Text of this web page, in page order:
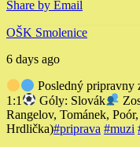
Share by Email
OŠK Smolenice
6 days ago
Posledný pripravny
1:1
Góly: Slovák
Rangelov, Tománek,
Hrdlička)#priprava #muzi